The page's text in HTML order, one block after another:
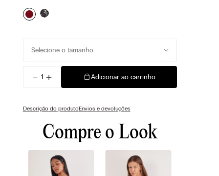
Selecione o tamanho
＋
－ Adicionar ao carrinho
Descrição do produtoEnvios e devoluções
Compre o Look